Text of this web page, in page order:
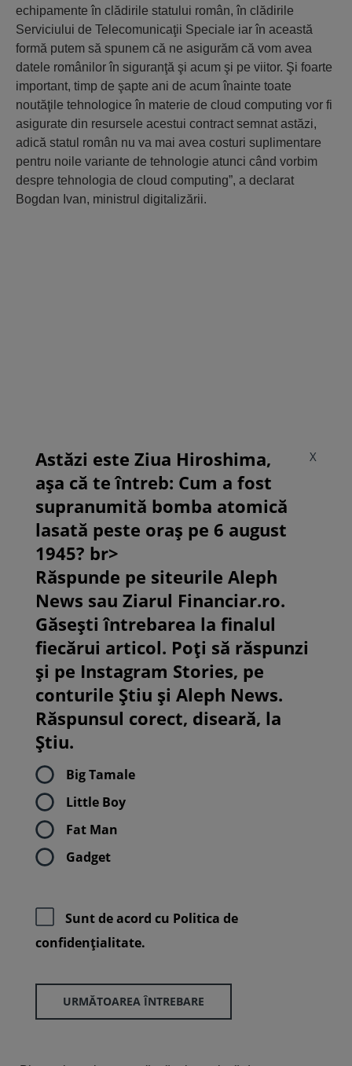
echipamente în clădirile statului român, în clădirile
Serviciului de Telecomunicaţii Speciale iar în această
formă putem să spunem că ne asigurăm că vom avea
datele românilor în siguranţă şi acum şi pe viitor. Şi foarte
important, timp de şapte ani de acum înainte toate
noutăţile tehnologice în materie de cloud computing vor fi
asigurate din resursele acestui contract semnat astăzi,
adică statul român nu va mai avea costuri suplimentare
pentru noile variante de tehnologie atunci când vorbim
despre tehnologia de cloud computing”, a declarat
Bogdan Ivan, ministrul digitalizării.
X
Astăzi este Ziua Hiroshima,
așa că te întreb: Cum a fost
supranumită bomba atomică
lasată peste oraș pe 6 august
1945? br>
Răspunde pe siteurile Aleph
News sau Ziarul Financiar.ro.
Găsești întrebarea la finalul
fiecărui articol. Poți să răspunzi
și pe Instagram Stories, pe
conturile Știu și Aleph News.
Răspunsul corect, diseară, la
Știu.
Big Tamale
Little Boy
Fat Man
Gadget
Sunt de acord cu Politica de
confidenţialitate.
URMĂTOAREA ÎNTREBARE